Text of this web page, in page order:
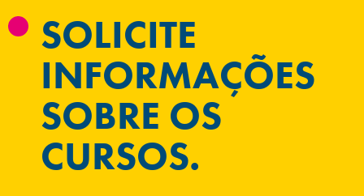
SOLICITE
INFORMAÇÕES
SOBRE OS
CURSOS.